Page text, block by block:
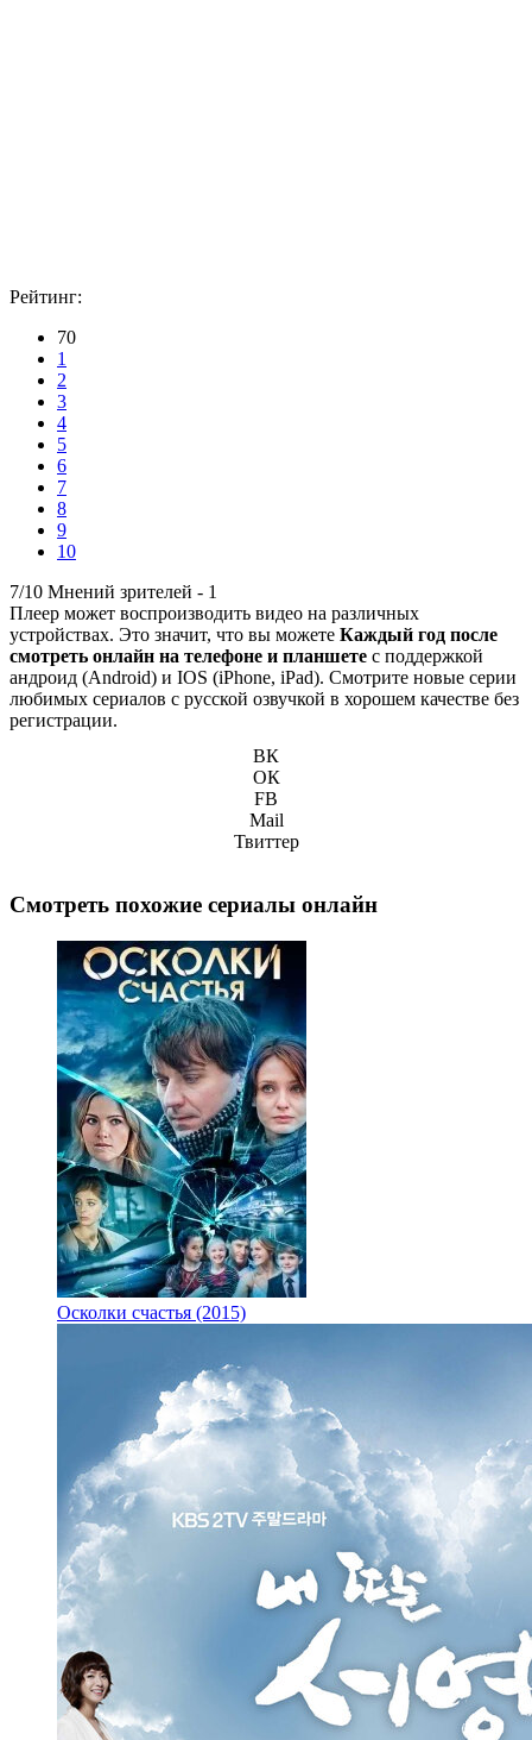
Рейтинг:
70
1
2
3
4
5
6
7
8
9
10
7/10 Мнений зрителей - 1
Плеер может воспроизводить видео на различных
устройствах. Это значит, что вы можете Каждый год после
смотреть онлайн на телефоне и планшете с поддержкой
андроид (Android) и IOS (iPhone, iPad). Смотрите новые серии
любимых сериалов с русской озвучкой в хорошем качестве без
регистрации.
ВК
ОК
FB
Mail
Твиттер
Смотреть похожие сериалы онлайн
Осколки счастья (2015)